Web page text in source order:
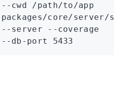
--cwd /path/to/app
packages/core/server/
--server --coverage
--db-port 5433